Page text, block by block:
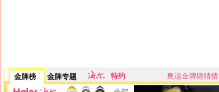
金牌榜 金牌专题 特约
奥运金牌猜猜猜